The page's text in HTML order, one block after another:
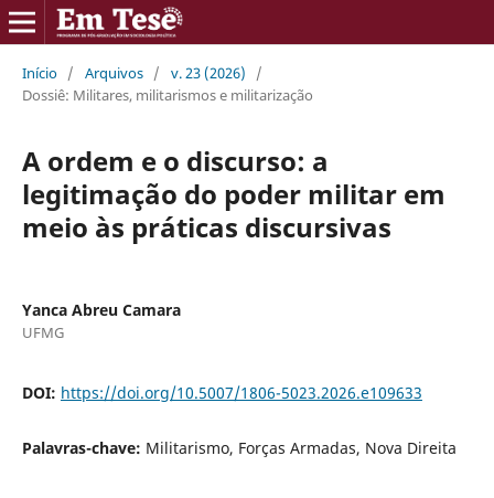
Início / Arquivos / v. 23 (2026)
/
Dossiê: Militares, militarismos e militarização
A ordem e o discurso: a
legitimação do poder militar em
meio às práticas discursivas
Yanca Abreu Camara
UFMG
DOI: https://doi.org/10.5007/1806-5023.2026.e109633
Palavras-chave: Militarismo, Forças Armadas, Nova Direita